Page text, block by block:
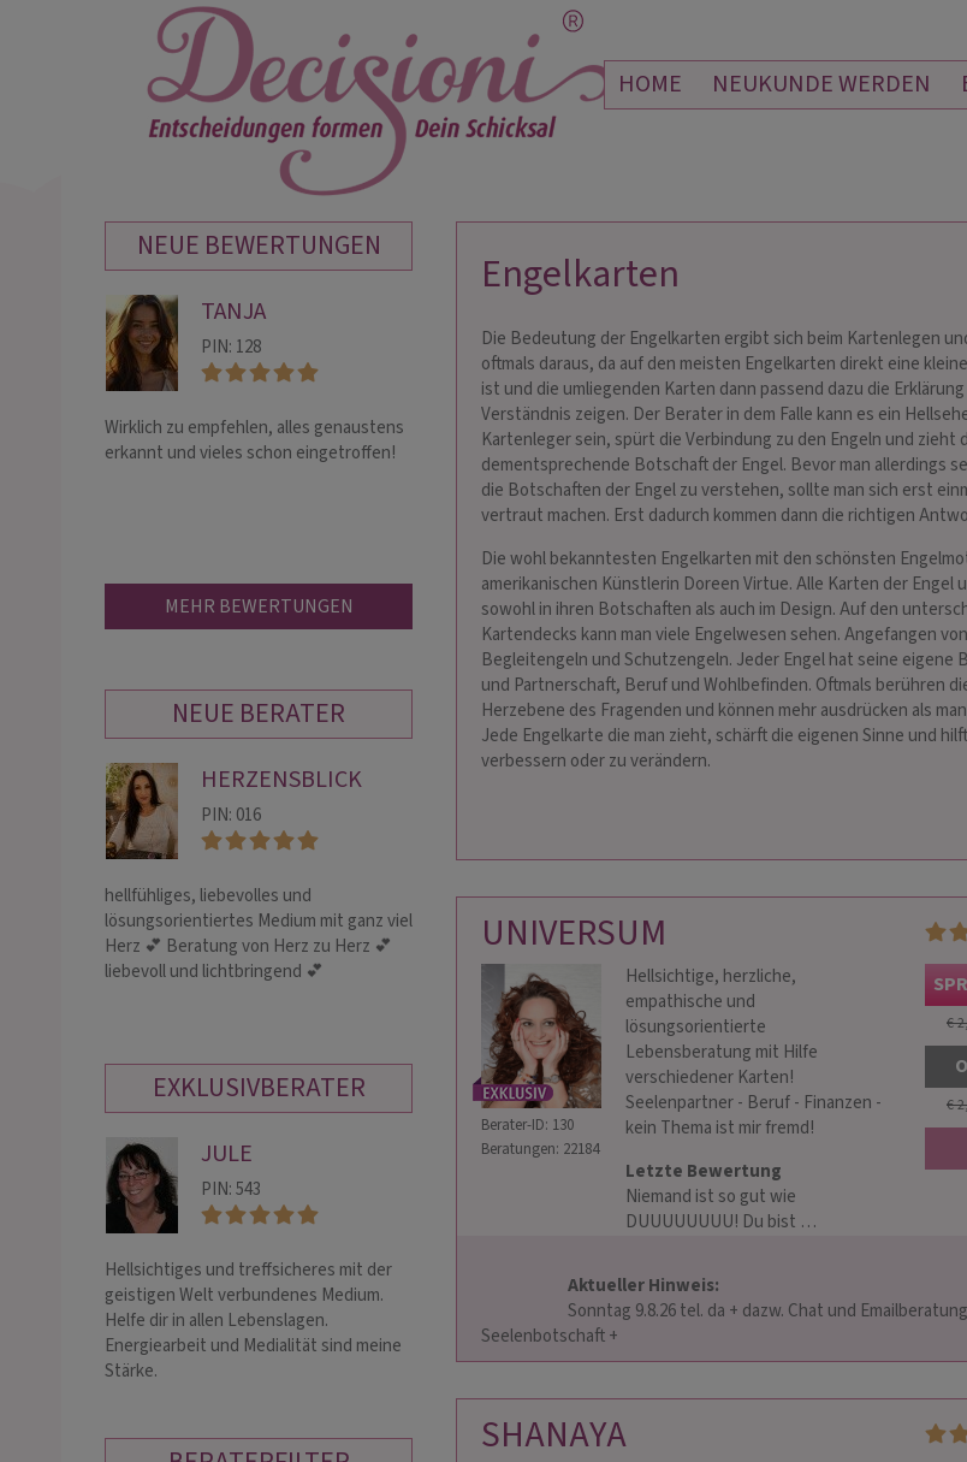
HOME NEUKUNDE WERDEN
NEUE BEWERTUNGEN
TANJA
PIN: 128
Wirklich zu empfehlen, alles genaustens
erkannt und vieles schon eingetroffen!
PIN: 232
Danke für deine tolle klare und präzise
Beratung alle Fragen wurden bestens
beantwortet und erklärt 😍
PIN: 122
Danke vom Herzen Dear ich bin
ich mit Dir reden konnte Ja der
5.aug schlimm🙈🫪generell die
Freue mich wenn es wieder
MEHR BEWERTUNGEN
NEUE BERATER
HERZENSBLICK
PIN: 016
hellfühliges, liebevolles und
lösungsorientiertes Medium mit ganz viel
Herz 💕 Beratung von Herz zu Herz 💕
liebevoll und lichtbringend 💕
Hellfühliges Medium, Geistheilung,
Blockaden- und Musterauflösung,
Energiearbeit und systemische
Lösungen. Beratung zur Liebe &
Beziehungsthemen.
Ich bin The Witch intuitive
Kartenlegerin und spirituelle
Wegbegleiterin. Als moderne
verbinde ich uraltes Wissen mit
Fähigkeiten wie Hellsehen,
EXKLUSIVBERATER
JULE
PIN: 543
Hellsichtiges und treffsicheres mit der
geistigen Welt verbundenes Medium.
Helfe dir in allen Lebenslagen.
Energiearbeit und Medialität sind meine
Stärke.
PETRA MARINESSE
Heilpraktikerin beantwortet Dir
treffsicher u. ohne Vorabinfo Deine
Fragen mit dem Blick hinte die Kulissen.
der Familie weitergegeben.
Engelkarten
Die Bedeutung der Engelkarten ergibt sich beim Kartenlegen
oftmals daraus, da auf den meisten Engelkarten direkt eine
ist und die umliegenden Karten dann passend dazu die
Verständnis zeigen. Der Berater in dem Falle kann es ein
Kartenleger sein, spürt die Verbindung zu den Engeln und zieht
dementsprechende Botschaft der Engel. Bevor man allerdings
die Botschaften der Engel zu verstehen, sollte man sich erst
vertraut machen. Erst dadurch kommen dann die richtigen
Die wohl bekanntesten Engelkarten mit den schönsten
amerikanischen Künstlerin Doreen Virtue. Alle Karten der Engel
sowohl in ihren Botschaften als auch im Design. Auf den
Kartendecks kann man viele Engelwesen sehen. Angefangen
Begleitengeln und Schutzengeln. Jeder Engel hat seine eigene
und Partnerschaft, Beruf und Wohlbefinden. Oftmals berühren
Herzebene des Fragenden und können mehr ausdrücken als
Jede Engelkarte die man zieht, schärft die eigenen Sinne und
verbessern oder zu verändern.
UNIVERSUM
Hellsichtige, herzliche,
empathische und
lösungsorientierte
Lebensberatung mit Hilfe
verschiedener Karten!
Seelenpartner - Beruf - Finanzen -
kein Thema ist mir fremd!
Berater-ID: 130
Beratungen: 22184
Letzte Bewertung
Niemand ist so gut wie
DUUUUUUUU! Du bist …
€
€
Aktueller Hinweis:
Seelenbotschaft +
SHANAYA